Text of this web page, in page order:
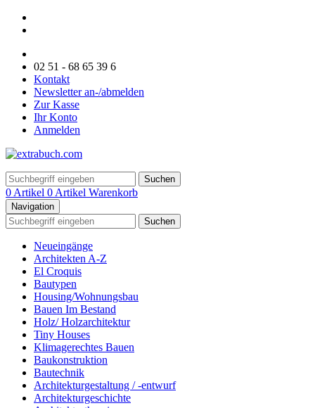
02 51 - 68 65 39 6
Kontakt
Newsletter an-/abmelden
Zur Kasse
Ihr Konto
Anmelden
Suchen
0 Artikel 0 Artikel Warenkorb
Navigation
Suchen
Neueingänge
Architekten A-Z
El Croquis
Bautypen
Housing/Wohnungsbau
Bauen Im Bestand
Holz/ Holzarchitektur
Tiny Houses
Klimagerechtes Bauen
Baukonstruktion
Bautechnik
Architekturgestaltung / -entwurf
Architekturgeschichte